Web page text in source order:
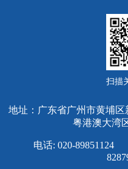
扫描
地址：广东省广州市黄埔
粤港澳大湾
电话: 020-